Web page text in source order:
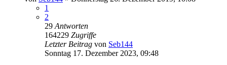
1
2
29 Antworten
164229 Zugriffe
Letzter Beitrag von Seb144
Sonntag 17. Dezember 2023, 09:48